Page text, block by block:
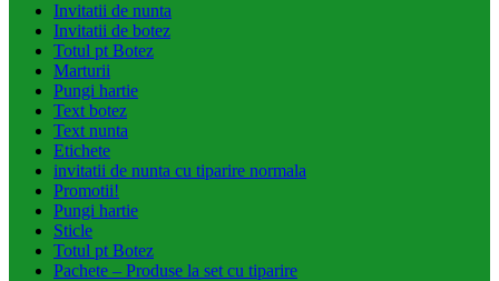
Invitatii de nunta
Invitatii de botez
Totul pt Botez
Marturii
Pungi hartie
Text botez
Text nunta
Etichete
invitatii de nunta cu tiparire normala
Promotii!
Pungi hartie
Sticle
Totul pt Botez
Pachete – Produse la set cu tiparire